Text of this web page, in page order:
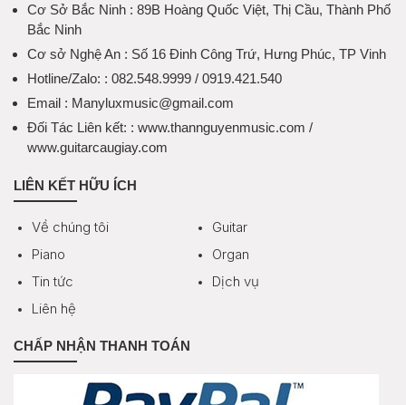
Cơ Sở Bắc Ninh : 89B Hoàng Quốc Việt, Thị Cầu, Thành Phố
Bắc Ninh
Cơ sở Nghệ An : Số 16 Đinh Công Trứ, Hưng Phúc, TP Vinh
Hotline/Zalo: : 082.548.9999 / 0919.421.540
Email : Manyluxmusic@gmail.com
Đối Tác Liên kết: : www.thannguyenmusic.com /
www.guitarcaugiay.com
LIÊN KẾT HỮU ÍCH
Về chúng tôi
Guitar
Piano
Organ
Tin tức
Dịch vụ
Liên hệ
CHẤP NHẬN THANH TOÁN